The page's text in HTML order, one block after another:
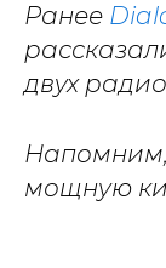
Ранее
двух
Напомним,
мощную